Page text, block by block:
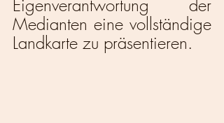
Eigenverantwortung der
Medianten eine vollständige
Landkarte zu präsentieren.